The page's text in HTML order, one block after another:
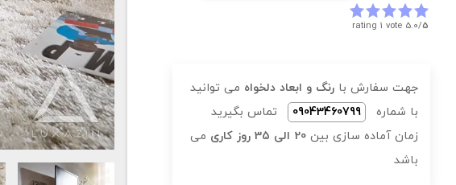
5.0/5
rating 1 vote
جهت سفارش با رنگ و ابعاد دلخواه می توانید
با شماره
09043460799
تماس بگیرید
زمان آماده سازی بین 20 الی 35 روز کاری
می
باشد